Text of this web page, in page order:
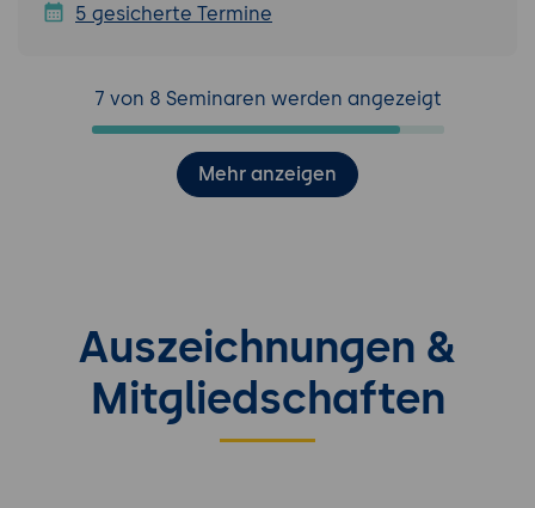
5 gesicherte Termine
7 von 8 Seminaren werden angezeigt
Mehr anzeigen
Auszeichnungen &
Mitgliedschaften